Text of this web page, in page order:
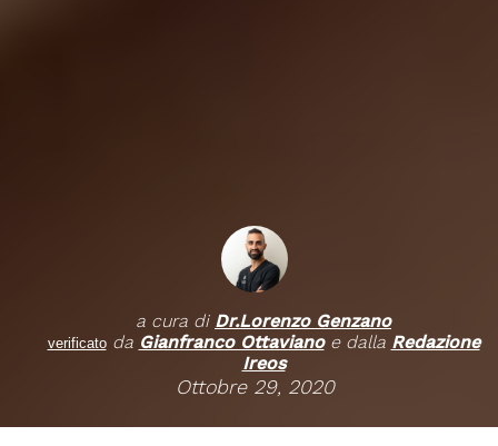
a cura di Dr.Lorenzo Genzano
verificatoda Gianfranco Ottavianoe dalla Redazione
Ireos
Ottobre 29, 2020